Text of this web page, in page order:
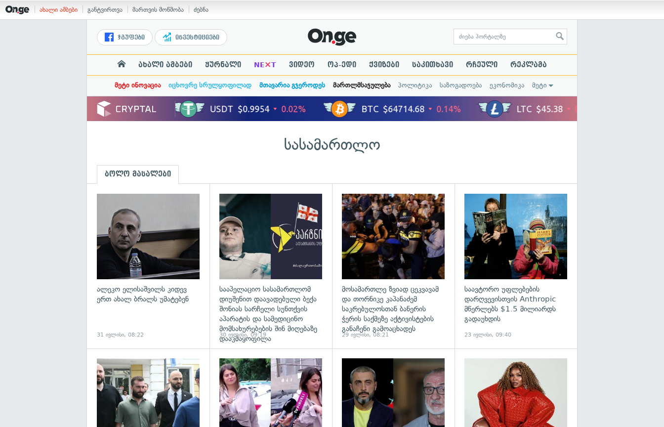
ახალი ამბები განტვირთვა მართვის მოწმობა ძებნა
ჯგუფები ინვესტიციები
ახალი ამბები ჟურნალი NE×T ვიდეო ოპ-ედი ქვიზები საკითხავი რჩეული რეკლამა
მეტი ინოვაცია იცხოვრე სრულყოფილად მთავარია გჯეროდეს მართლმსაჯულება პოლიტიკა საზოგადოება ეკონომიკა მეტი
სასამართლო
ბოლო მასალები
გადახედვა
ალეკო ელისაშვილს კიდევ
ერთ ახალ ბრალს უმატებენ
31 ივლისი, 08:22
გადახედვა
სააპელაციო სასამართლომ
დიუშენით დაავადებული ბექა
შონიას სარჩელი სუნთქვის
აპარატის და სამედიცინო
მომსახურებების შინ მიღებაზე
დააკმაყოფილა
30 ივლისი, 09:19
გადახედვა
მოსამართლე ზვიად ცეკვავამ
და თორნიკე კაპანაძემ
საკრებულოსთან ბანერის
ჭერის საქმეზე აქტივისტების
განაჩენი გამოაცხადეს
29 ივლისი, 08:21
საავტორო უფლებების
დარღვევისთვის Anthropic
მწერლებს $1.5 მილიარდს
გადაუხდის
23 ივლისი, 09:40
გადახედვა გადახედვა